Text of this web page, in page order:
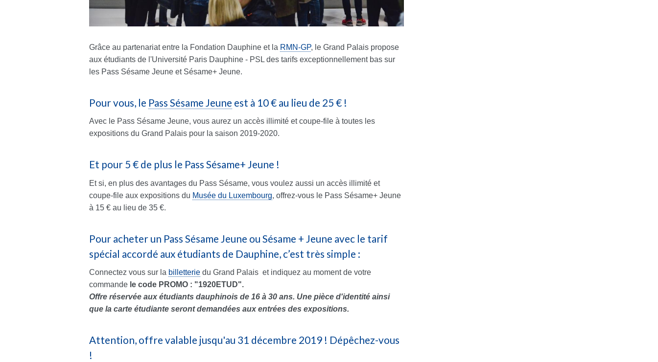
Grâce au partenariat entre la Fondation Dauphine et la RMN-GP, le Grand Palais propose
aux étudiants de l'Université Paris Dauphine - PSL des tarifs exceptionnellement bas sur
les Pass Sésame Jeune et Sésame+ Jeune.
Pour vous, le Pass Sésame Jeune est à 10 € au lieu de 25 € !
Avec le Pass Sésame Jeune, vous aurez un accès illimité et coupe-file à toutes les
expositions du Grand Palais pour la saison 2019-2020.
Et pour 5 € de plus le Pass Sésame+ Jeune !
Et si, en plus des avantages du Pass Sésame, vous voulez aussi un accès illimité et
coupe-file aux expositions du Musée du Luxembourg, offrez-vous le Pass Sésame+ Jeune
à 15 € au lieu de 35 €.
Pour acheter un Pass Sésame Jeune ou Sésame + Jeune avec le tarif
spécial accordé aux étudiants de Dauphine, c’est très simple :
Connectez vous sur la billetterie du Grand Palais et indiquez au moment de votre
commande le code PROMO : "1920ETUD".
Offre réservée aux étudiants dauphinois de 16 à 30 ans. Une pièce d'identité ainsi
que la carte étudiante seront demandées aux entrées des expositions.
Attention, offre valable jusqu'au 31 décembre 2019 ! Dépêchez-vous
!